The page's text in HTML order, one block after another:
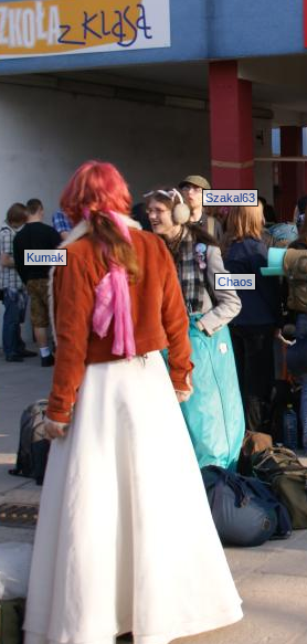
Chaos
Kumak
Szakal63